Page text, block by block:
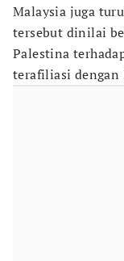
Malaysia juga
tersebut dinilai
Palestina
terafiliasi dengan